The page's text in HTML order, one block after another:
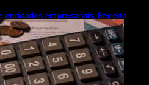
entidades empresariais, Receita
da Reforma Tributária